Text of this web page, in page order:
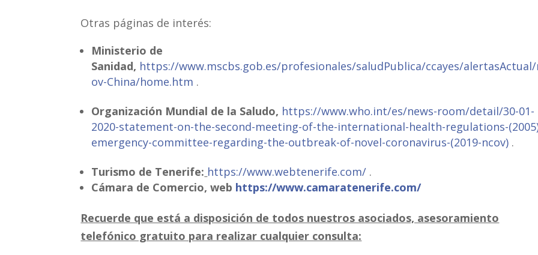
Otras páginas de interés:
Ministerio de
Sanidad, https://www.mscbs.gob.es/profesionales/saludPublica/ccayes/alertasActual/
ov-China/home.htm .
Organización Mundial de la Saludo, https://www.who.int/es/news-room/detail/30-01-
2020-statement-on-the-second-meeting-of-the-international-health-regulations-
emergency-committee-regarding-the-outbreak-of-novel-coronavirus-(2019-ncov) .
Turismo de Tenerife: https://www.webtenerife.com/ .
Cámara de Comercio, web https://www.camaratenerife.com/
Recuerde que está a disposición de todos nuestros asociados, asesoramiento
telefónico gratuito para realizar cualquier consulta: